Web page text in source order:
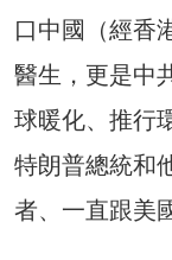
口中國（經香
醫生，更是中
球暖化、推行
特朗普總統和
者、一直跟美